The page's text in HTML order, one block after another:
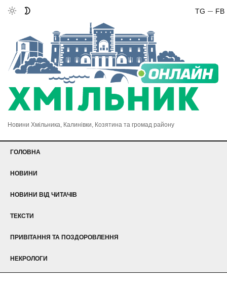
FB
TG
Новини Хмільника, Калинівки, Козятина та громад району
ГОЛОВНА
НОВИНИ
НОВИНИ ВІД ЧИТАЧІВ
ТЕКСТИ
ПРИВІТАННЯ ТА ПОЗДОРОВЛЕННЯ
НЕКРОЛОГИ